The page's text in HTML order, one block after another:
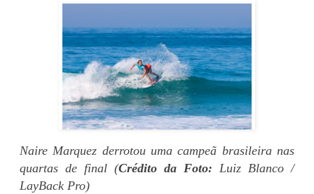
Naire Marquez derrotou uma campeã brasileira nas
quartas de final (Crédito da Foto: Luiz Blanco /
LayBack Pro)